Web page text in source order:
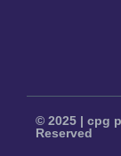
© 2025 | cpg
Reserved